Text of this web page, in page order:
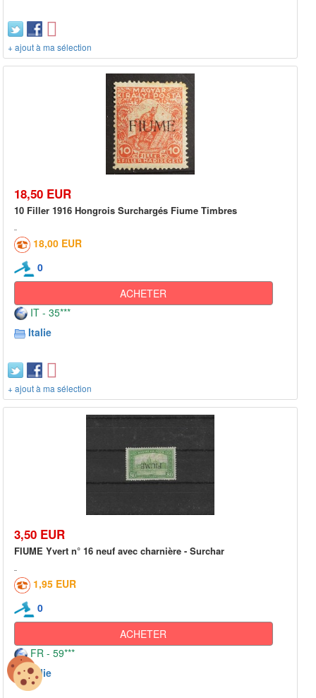
+ ajout à ma sélection
18,50 EUR
10 Filler 1916 Hongrois Surchargés Fiume Timbres
18,00 EUR
0
ACHETER
IT - 35***
Italie
+ ajout à ma sélection
3,50 EUR
FIUME Yvert n° 16 neuf avec charnière - Surchar
1,95 EUR
0
ACHETER
FR - 59***
Italie